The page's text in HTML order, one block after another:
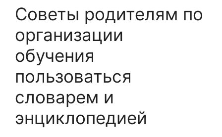
Советы родителям по
организации
обучения
пользоваться
словарем и
энциклопедией